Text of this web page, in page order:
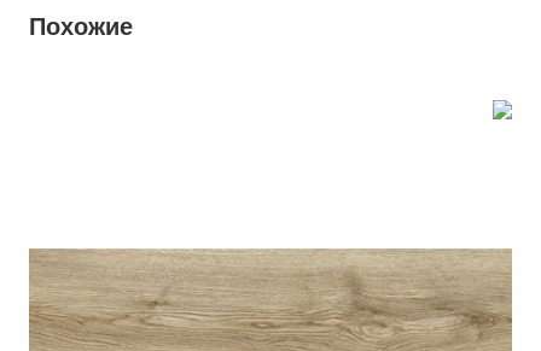
Похожие